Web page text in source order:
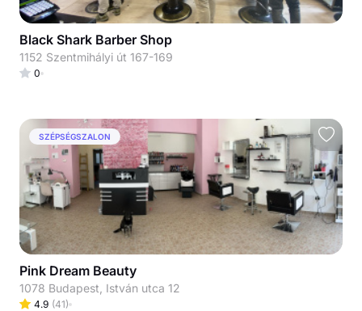
Black Shark Barber Shop
1152 Szentmihályi út 167-169
0
SZÉPSÉGSZALON
Pink Dream Beauty
1078 Budapest, István utca 12
4.9 (41)